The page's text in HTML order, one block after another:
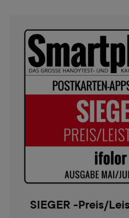
SIEGER -Preis/